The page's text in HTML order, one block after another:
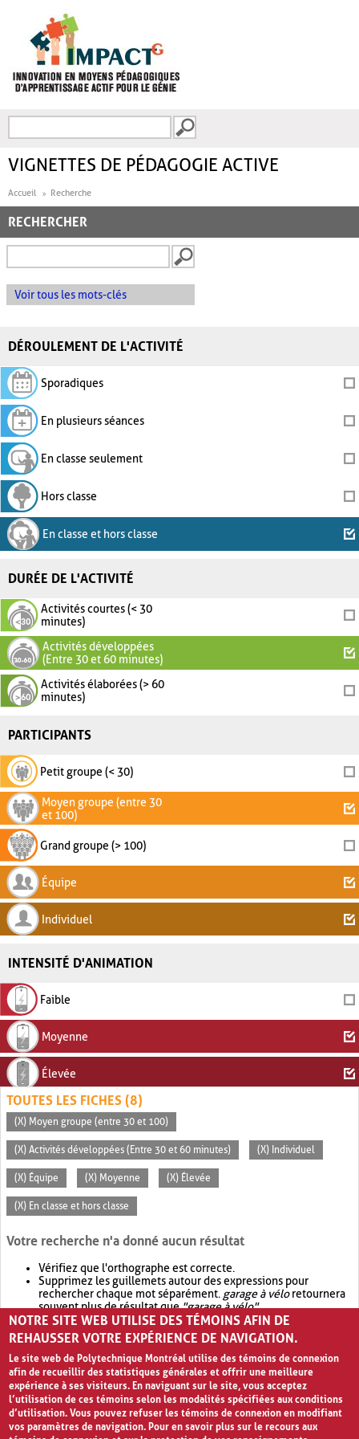
FORMULAIRE DE
VIGNETTES DE PÉDAGOGIE ACTIVE
Accueil Recherche
RECHERCHER
Voir tous les mots-clés
DÉROULEMENT DE L'ACTIVITÉ
Sporadiques
En plusieurs séances
En classe seulement
Hors classe
En classe et hors classe
DURÉE DE L'ACTIVITÉ
Activités courtes (< 30
minutes)
Activités développées
(Entre 30 et 60 minutes)
Activités élaborées (> 60
minutes)
PARTICIPANTS
Petit groupe (< 30)
Moyen groupe (entre 30
et 100)
Grand groupe (> 100)
Équipe
Individuel
INTENSITÉ D'ANIMATION
Faible
Moyenne
Élevée
TOUTES LES FICHES (8)
(X) Moyen groupe (entre 30 et 100)
(X) Activités développées (Entre 30 et 60 minutes) (X) Individuel
(X) Équipe (X) Moyenne (X) Élevée
(X) En classe et hors classe
Votre recherche n'a donné aucun résultat
Vérifiez que l'orthographe est correcte.
Supprimez les guillemets autour des expressions pour
rechercher chaque mot séparément. garage à véloretournera
souvent plus de résultat que"garage à vélo".
Envisagez d'élargir votre recherche avec OR.garage OR vélo
retournera souvent plus de résultat quegarage à vélo
NOTRE SITE WEB UTILISE DES TÉMOINS AFIN DE
REHAUSSER VOTRE EXPÉRIENCE DE NAVIGATION.
Le site web de Polytechnique Montréal utilise des témoins de connexion
afin de recueillir des statistiques générales et offrir une meilleure
expérience à ses visiteurs. En naviguant sur le site, vous acceptez
l’utilisation de ces témoins selon les modalités spécifiées aux conditions
d’utilisation. Vous pouvez refuser les témoins de connexion en modifiant
vos paramètres de navigation. Pour en savoir plus sur le recours aux